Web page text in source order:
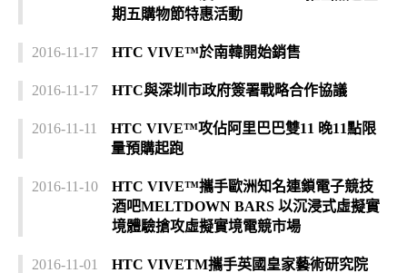
期五購物節特惠活動
2016-11-17 HTC VIVE™於南韓開始銷售
2016-11-17 HTC與深圳市政府簽署戰略合作協議
2016-11-11
HTC VIVE™攻佔阿里巴巴雙11 晚11點限
量預購起跑
2016-11-10
HTC VIVE™攜手歐洲知名連鎖電子競技
酒吧MELTDOWN BARS 以沉浸式虛擬實
境體驗搶攻虛擬實境電競市場
2016-11-01
HTC VIVETM攜手英國皇家藝術研究院